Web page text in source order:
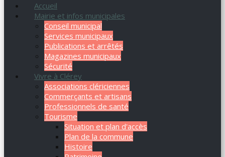
Accueil
Mairie et infos municipales
Conseil municipal
Services municipaux
Publications et arrêtés
Magazines municipaux
Sécurité
Vivre à Clérey
Associations clériciennes
Commerçants et artisans
Professionnels de santé
Tourisme
Situation et plan d'accès
Plan de la commune
Histoire